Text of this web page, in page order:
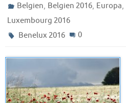
Belgien, Belgien 2016, Europa,
Luxembourg 2016
Benelux 2016
0